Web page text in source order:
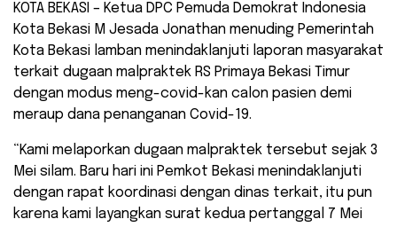
KOTA BEKASI – Ketua DPC Pemuda Demokrat Indonesia
Kota Bekasi M Jesada Jonathan menuding Pemerintah
Kota Bekasi lamban menindaklanjuti laporan masyarakat
terkait dugaan malpraktek RS Primaya Bekasi Timur
dengan modus meng-covid-kan calon pasien demi
meraup dana penanganan Covid-19.
“Kami melaporkan dugaan malpraktek tersebut sejak 3
Mei silam. Baru hari ini Pemkot Bekasi menindaklanjuti
dengan rapat koordinasi dengan dinas terkait, itu pun
karena kami layangkan surat kedua pertanggal 7 Mei